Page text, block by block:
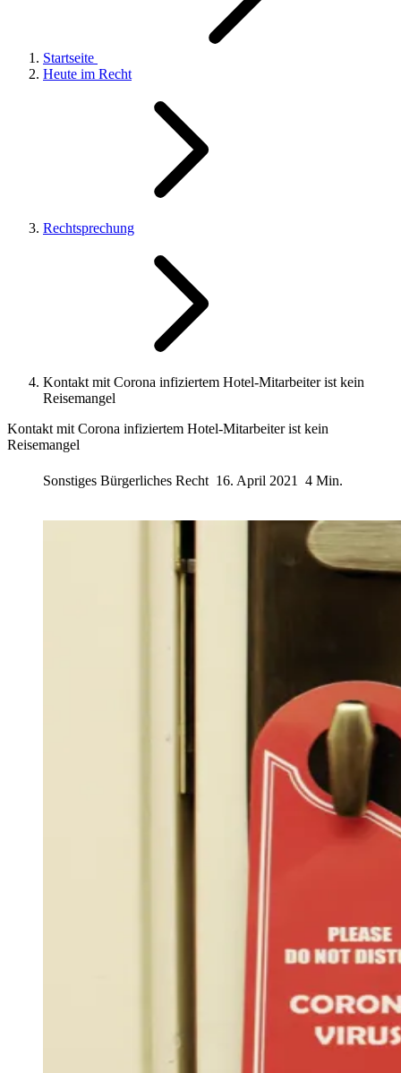
Startseite
Heute im Recht
Rechtsprechung
Kontakt mit Corona infiziertem Hotel-Mitarbeiter ist kein
Reisemangel
Kontakt mit Corona infiziertem Hotel-Mitarbeiter ist kein
Reisemangel
Sonstiges Bürgerliches Recht 16. April 2021 4 Min.